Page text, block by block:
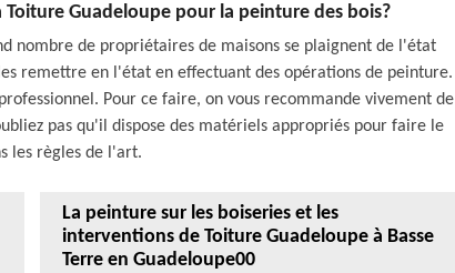
Guadeloupe pour la peinture des bois?
nombre de propriétaires de maisons se plaignent de l'état
remettre en l'état en effectuant des opérations de peinture.
Pour ce faire, on vous recommande vivement de
pas qu'il dispose des matériels appropriés pour faire le
les règles de l'art.
La peinture sur les boiseries et les
interventions de Toiture Guadeloupe à Basse
Terre en Guadeloupe00